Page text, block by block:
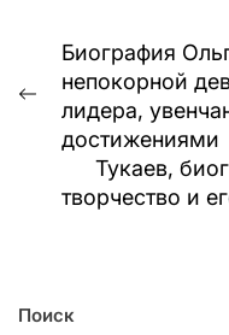
Навигация
по
записям
Предыдущая
запись:
Биография
непокорной
лидера,
достижениями
Тукаев,
творчество и
Поиск